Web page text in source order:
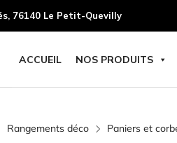
76140 Le Petit-Quevilly
ACCUEIL NOS PRODUITS
Rangements déco Paniers et